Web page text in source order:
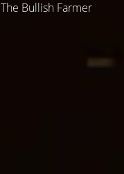
The Bullish Farmer